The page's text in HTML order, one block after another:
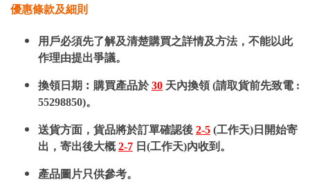
優惠條款及細則
用戶必須先了解及清楚購買之詳情及方法，不能以此
作理由提出爭議。
換領日期︰購買產品於30 天內換領 (請取貨前先致電 :
55298850)。
送貨方面，貨品將於訂單確認後 2-5 (工作天)日開始寄
出，寄出後大概2-7 日(工作天)內收到。
產品圖片只供參考。